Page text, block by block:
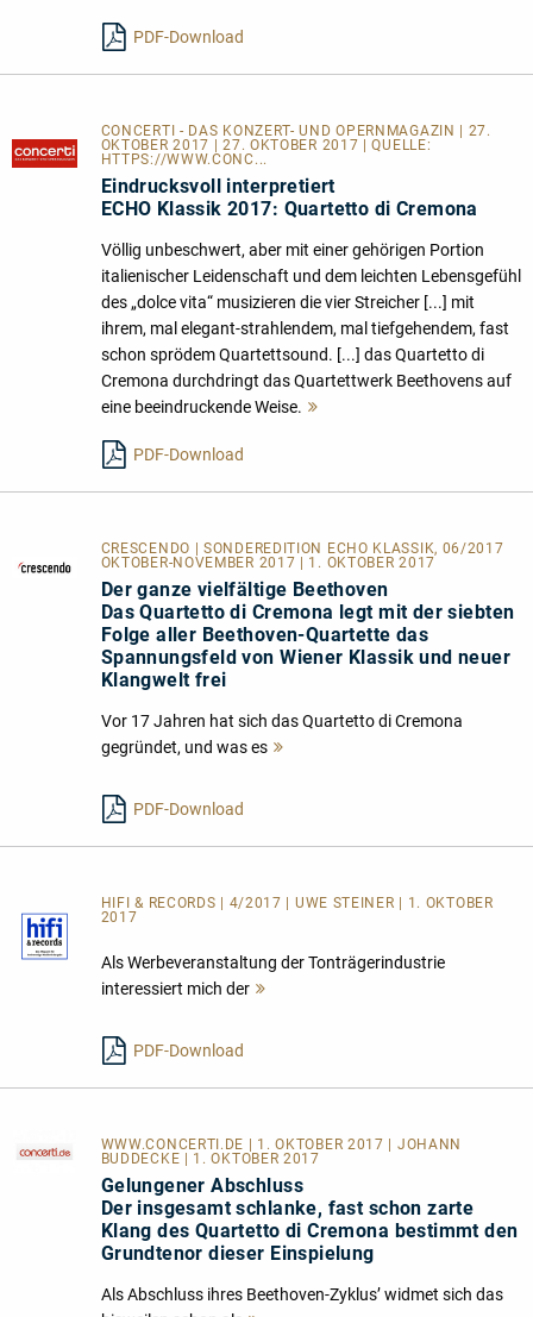
PDF-Download
CONCERTI - DAS KONZERT- UND OPERNMAGAZIN | 27.
OKTOBER 2017 | 27. OKTOBER 2017 | QUELLE:
HTTPS://WWW.CONC...
Eindrucksvoll interpretiert
ECHO Klassik 2017: Quartetto di Cremona
Völlig unbeschwert, aber mit einer gehörigen Portion
italienischer Leidenschaft und dem leichten Lebensgefühl
des „dolce vita“ musizieren die vier Streicher [...] mit
ihrem, mal elegant-strahlendem, mal tiefgehendem, fast
schon sprödem Quartettsound. [...] das Quartetto di
Cremona durchdringt das Quartettwerk Beethovens auf
eine beeindruckende Weise.
PDF-Download
CRESCENDO | SONDEREDITION ECHO KLASSIK, 06/2017
OKTOBER-NOVEMBER 2017 | 1. OKTOBER 2017
Der ganze vielfältige Beethoven
Das Quartetto di Cremona legt mit der siebten
Folge aller Beethoven-Quartette das
Spannungsfeld von Wiener Klassik und neuer
Klangwelt frei
Vor 17 Jahren hat sich das Quartetto di Cremona
gegründet, und was es
PDF-Download
HIFI & RECORDS | 4/2017 | UWE STEINER | 1. OKTOBER
2017
Als Werbeveranstaltung der Tonträgerindustrie
interessiert mich der
PDF-Download
WWW.CONCERTI.DE | 1. OKTOBER 2017 | JOHANN
BUDDECKE | 1. OKTOBER 2017
Gelungener Abschluss
Der insgesamt schlanke, fast schon zarte
Klang des Quartetto di Cremona bestimmt den
Grundtenor dieser Einspielung
Als Abschluss ihres Beethoven-Zyklus’ widmet sich das